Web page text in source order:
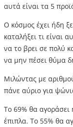
αυτά είναι τα 5
Ο κόσμος έχει ήδη
καταλήξει τι είναι
να το βρει σε πολύ
να μην πέσει θύμα
Μιλώντας με
πάνε αύριο για
Το 69% θα αγοράσει
έπιπλα. Το 55% θα